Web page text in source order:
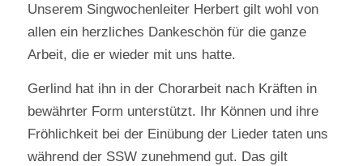
Unserem Singwochenleiter Herbert gilt wohl von
allen ein herzliches Dankeschön für die ganze
Arbeit, die er wieder mit uns hatte.
Gerlind hat ihn in der Chorarbeit nach Kräften in
bewährter Form unterstützt. Ihr Können und ihre
Fröhlichkeit bei der Einübung der Lieder taten uns
während der SSW zunehmend gut. Das gilt